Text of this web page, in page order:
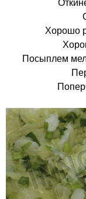
Хорошо
Посыплем